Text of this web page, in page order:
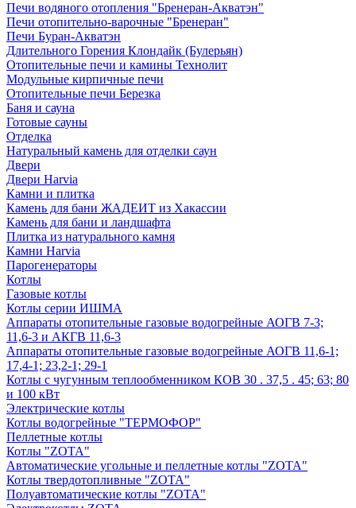
Печи водяного отопления "Бренеран-Акватэн"
Печи отопительно-варочные "Бренеран"
Печи Буран-Акватэн
Длительного Горения Клондайк (Булерьян)
Отопительные печи и камины Технолит
Модульные кирпичные печи
Отопительные печи Березка
Баня и сауна
Готовые сауны
Отделка
Натуральный камень для отделки саун
Двери
Двери Harvia
Камни и плитка
Камень для бани ЖАДЕИТ из Хакассии
Камень для бани и ландшафта
Плитка из натурального камня
Камни Harvia
Парогенераторы
Котлы
Газовые котлы
Котлы серии ИШМА
Аппараты отопительные газовые водогрейные АОГВ 7-3;
11,6-3 и АКГВ 11,6-3
Аппараты отопительные газовые водогрейные АОГВ 11,6-1;
17,4-1; 23,2-1; 29-1
Котлы с чугунным теплообменником КОВ 30 . 37,5 . 45; 63; 80
и 100 кВт
Электрические котлы
Котлы водогрейные "ТЕРМОФОР"
Пеллетные котлы
Котлы "ZOTA"
Автоматические угольные и пеллетные котлы "ZOTA"
Котлы твердотопливные "ZOTA"
Полуавтоматические котлы "ZOTA"